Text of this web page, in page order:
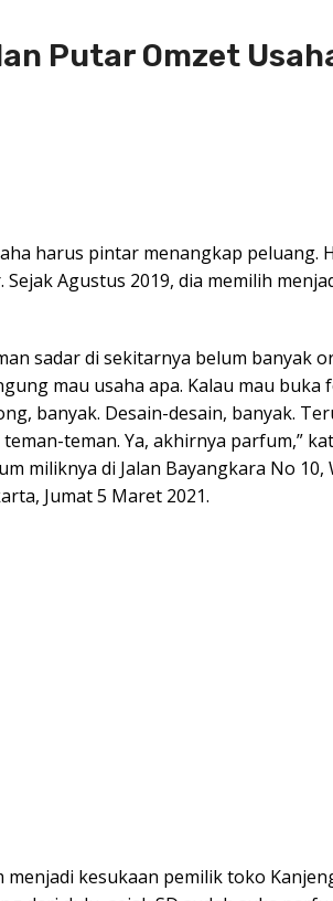
Putar Omzet
harus pintar menangkap peluang.
Agustus 2019, dia memilih
sadar di sekitarnya belum banyak
mau usaha apa. Kalau mau buka
banyak. Desain-desain, banyak.
teman. Ya, akhirnya parfum,”
miliknya di Jalan Bayangkara No 10,
Jumat 5 Maret 2021.
kesukaan pemilik toko